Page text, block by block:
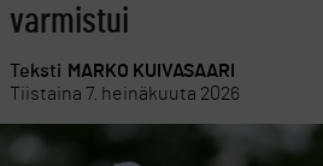
varmistui
Teksti MARKO KUIVASAARI
Tiistaina 7. heinäkuuta 2026